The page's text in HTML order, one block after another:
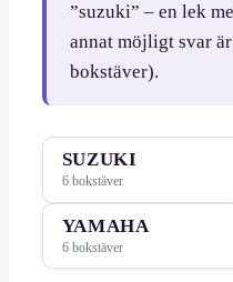
”suzuki” – en lek
annat möjligt svar
bokstäver).
SUZUKI
6 bokstäver
YAMAHA
6 bokstäver